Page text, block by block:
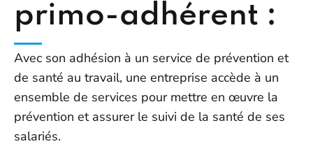
primo-adhérent :
Avec son adhésion à un service de prévention et
de santé au travail, une entreprise accède à un
ensemble de services pour mettre en œuvre la
prévention et assurer le suivi de la santé de ses
salariés.